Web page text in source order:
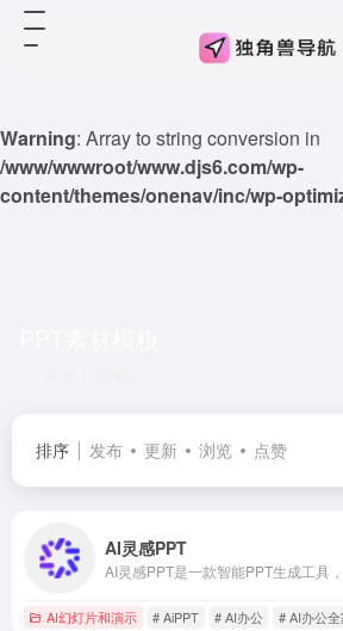
Warning: Array to string conversion in
/www/wwwroot/www.djs6.com/wp-
content/themes/onenav/inc/wp-
排序 发布 更新 浏览 点赞
AI灵感PPT
AI幻灯片和演示 # AiPPT # AI办公 # AI办公